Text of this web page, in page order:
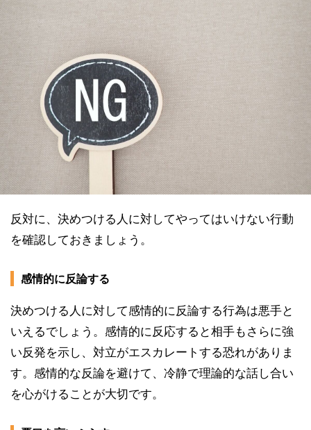
反対に、決めつける人に対してやってはいけない行動
を確認しておきましょう。
感情的に反論する
決めつける人に対して感情的に反論する行為は悪手と
いえるでしょう。感情的に反応すると相手もさらに強
い反発を示し、対立がエスカレートする恐れがありま
す。感情的な反論を避けて、冷静で理論的な話し合い
を心がけることが大切です。